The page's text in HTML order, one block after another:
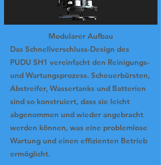
Modularer Aufbau
Das Schnellverschluss-Design des
PUDU SH1 vereinfacht den Reinigungs-
und Wartungsprozess. Scheuerbürsten,
Abstreifer, Wassertanks und Batterien
sind so konstruiert, dass sie leicht
abgenommen und wieder angebracht
werden können, was eine problemlose
Wartung und einen effizienten Betrieb
ermöglicht.